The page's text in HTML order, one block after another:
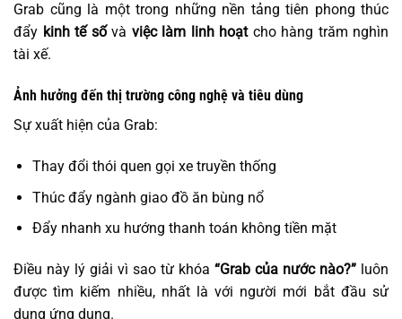
Grab cũng là một trong những nền tảng tiên phong thúc
đẩy kinh tế sốvà việc làm linh hoạtcho hàng trăm nghìn
tài xế.
Ảnh hưởng đến thị trường công nghệ và tiêu dùng
Sự xuất hiện của Grab:
Thay đổi thói quen gọi xe truyền thống
Thúc đẩy ngành giao đồ ăn bùng nổ
Đẩy nhanh xu hướng thanh toán không tiền mặt
Điều này lý giải vì sao từ khóa “Grab của nước nào?” luôn
được tìm kiếm nhiều, nhất là với người mới bắt đầu sử
dụng ứng dụng.